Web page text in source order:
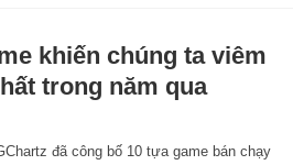
khiến chúng ta viêm
trong năm qua
đã công bố 10 tựa game bán chạy